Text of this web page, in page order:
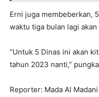
Erni juga membeberkan,
waktu tiga bulan lagi
“Untuk 5 Dinas ini akan
tahun 2023 nanti,”
Reporter: Mada Al Madani